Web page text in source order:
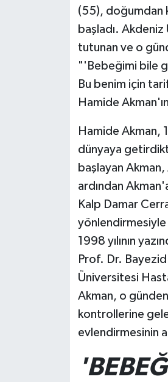
(55), doğumdan
başladı.
tutunan ve o
"'Bebeğimi bile
Bu benim için
Hamide
Hamide Akman,
dünyaya
başlayan
ardından
Kalp Damar
yönlendirmesiyle
1998 yılının
Prof. Dr.
Üniversitesi
Akman, o günden
kontrollerine
evlendirmesinin
Sosyal medya